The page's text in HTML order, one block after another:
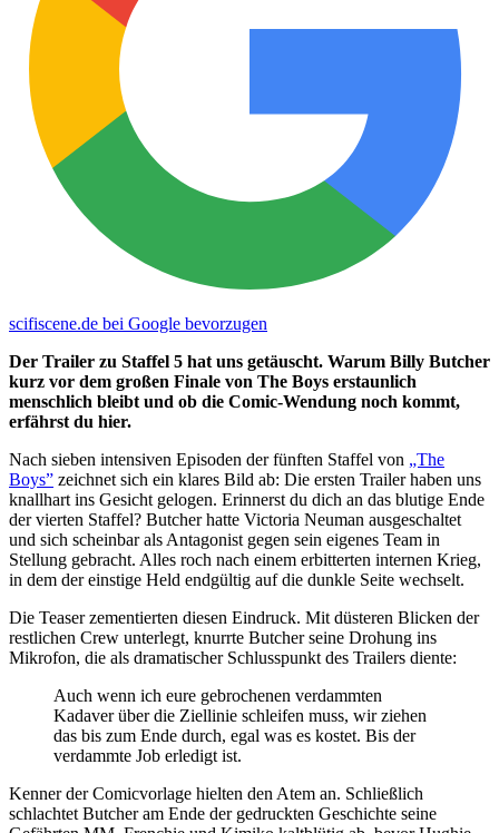
scifiscene.de bei Google bevorzugen
Der Trailer zu Staffel 5 hat uns getäuscht. Warum Billy Butcher
kurz vor dem großen Finale von The Boys erstaunlich
menschlich bleibt und ob die Comic-Wendung noch kommt,
erfährst du hier.
Nach sieben intensiven Episoden der fünften Staffel von „The
Boys” zeichnet sich ein klares Bild ab: Die ersten Trailer haben uns
knallhart ins Gesicht gelogen. Erinnerst du dich an das blutige Ende
der vierten Staffel? Butcher hatte Victoria Neuman ausgeschaltet
und sich scheinbar als Antagonist gegen sein eigenes Team in
Stellung gebracht. Alles roch nach einem erbitterten internen Krieg,
in dem der einstige Held endgültig auf die dunkle Seite wechselt.
Die Teaser zementierten diesen Eindruck. Mit düsteren Blicken der
restlichen Crew unterlegt, knurrte Butcher seine Drohung ins
Mikrofon, die als dramatischer Schlusspunkt des Trailers diente:
Auch wenn ich eure gebrochenen verdammten
Kadaver über die Ziellinie schleifen muss, wir ziehen
das bis zum Ende durch, egal was es kostet. Bis der
verdammte Job erledigt ist.
Kenner der Comicvorlage hielten den Atem an. Schließlich
schlachtet Butcher am Ende der gedruckten Geschichte seine